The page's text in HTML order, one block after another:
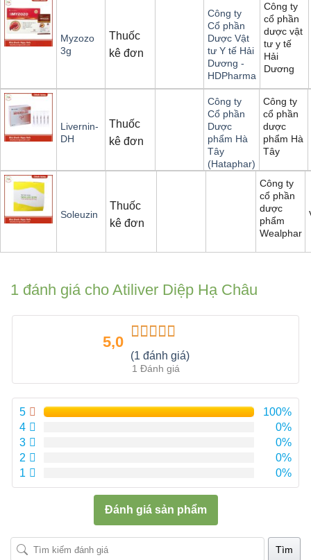
Myzozo
3g
Thuốc
kê đơn
Công ty
Cổ phần
Dược Vật
tư Y tế Hải
Dương -
HDPharma
Công ty
cổ phần
dược vật
tư y tế
Hải
Dương
Livernin-
DH
Thuốc
kê đơn
Công ty
Cổ phần
Dược
phẩm Hà
Tây
(Hataphar)
Công ty
cổ phần
dược
phẩm Hà
Tây
Soleuzin
Thuốc
kê đơn
Công ty
cổ phần
dược
phẩm
Wealphar
1 đánh giá cho Atiliver Diệp Hạ Châu
5,0
Được xếp
hạng 5.00
sao
(1 đánh giá)
1 Đánh giá
5
100%
4
0%
3
0%
2
0%
1
0%
Đánh giá sản phẩm
Tìm